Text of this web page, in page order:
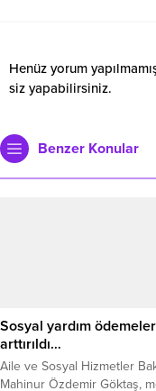
Henüz yorum
siz yapabilirsiniz.
Benzer Konular
Sosyal yardım
arttırıldı…
Aile ve Sosyal Hizmetler
Mahinur Özdemir Göktaş,